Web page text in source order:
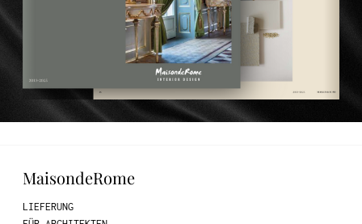
MaisondeRome
LIEFERUNG